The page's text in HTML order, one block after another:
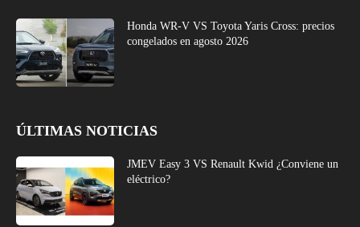
Honda WR-V VS Toyota Yaris Cross: precios
congelados en agosto 2026
ÚLTIMAS NOTICIAS
JMEV Easy 3 VS Renault Kwid ¿Conviene un
eléctrico?